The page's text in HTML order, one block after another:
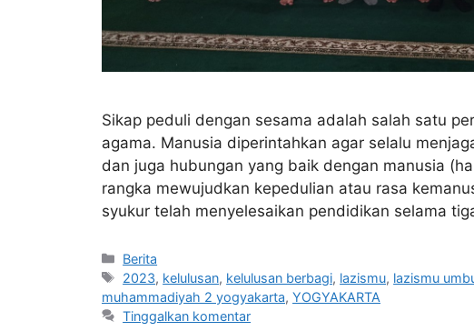
Sikap peduli dengan sesama adalah salah satu
agama. Manusia diperintahkan agar selalu
dan juga hubungan yang baik dengan manusia
rangka mewujudkan kepedulian atau rasa
syukur telah menyelesaikan pendidikan selama
Berita
2023, kelulusan, kelulusan berbagi, lazismu, lazismu
muhammadiyah 2 yogyakarta, YOGYAKARTA
Tinggalkan komentar